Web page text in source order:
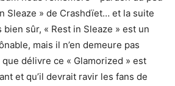
Sleaze » de Crashdïet… et la suite
sûr, « Rest in Sleaze » est un
mais il n’en demeure pas
délivre ce « Glamorized » est
et qu’il devrait ravir les fans de